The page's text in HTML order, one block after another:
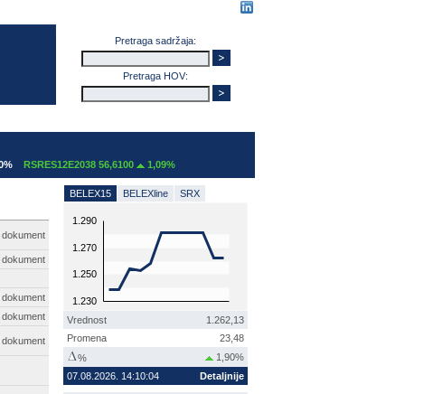
Pretraga sadržaja:
Pretraga HOV:
RSRES12E2038 56,6100 1,09%
dokument
dokument
dokument
dokument
dokument
BELEX15 BELEXline SRX
1.230
1.250
1.270
1.290
Vrednost
1.262,13
Promena
23,48
%
1,90%
07.08.2026. 14:10:04
Detaljnije